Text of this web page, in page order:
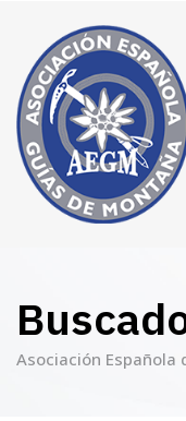
Asociación Española